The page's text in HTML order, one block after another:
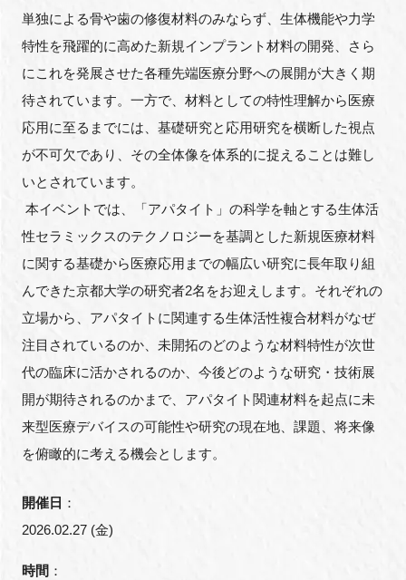
FAQ
イベントお知らせメール登録
単独による骨や歯の修復材料のみならず、生体機能や力学
特性を飛躍的に高めた新規インプラント材料の開発、さら
にこれを発展させた各種先端医療分野への展開が大きく期
待されています。一方で、材料としての特性理解から医療
応用に至るまでには、基礎研究と応用研究を横断した視点
が不可欠であり、その全体像を体系的に捉えることは難し
いとされています。
本イベントでは、「アパタイト」の科学を軸とする生体活
性セラミックスのテクノロジーを基調とした新規医療材料
に関する基礎から医療応用までの幅広い研究に長年取り組
んできた京都大学の研究者2名をお迎えします。それぞれの
立場から、アパタイトに関連する生体活性複合材料がなぜ
注目されているのか、未開拓のどのような材料特性が次世
代の臨床に活かされるのか、今後どのような研究・技術展
開が期待されるのかまで、アパタイト関連材料を起点に未
来型医療デバイスの可能性や研究の現在地、課題、将来像
を俯瞰的に考える機会とします。
開催日 ：
2026.02.27 (金)
時間 ：